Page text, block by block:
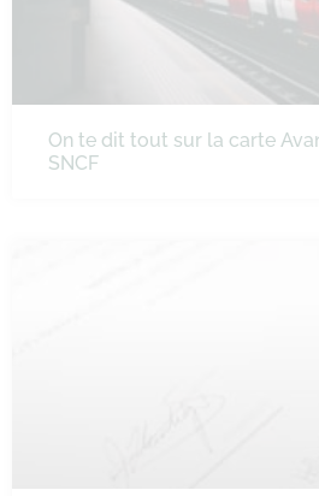
On te dit tout sur la carte
SNCF